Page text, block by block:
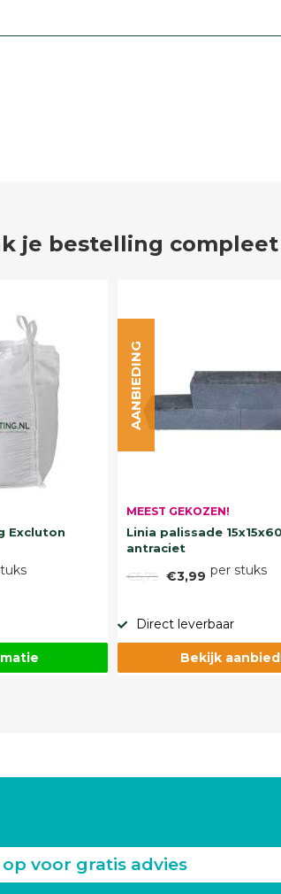
je bestelling compleet
Excluton
MEEST GEKOZEN!
Linia palissade
antraciet
€5,75 €3,99 per stuks
AANBIEDING
Direct leverbaar
Bekijk
voor gratis advies